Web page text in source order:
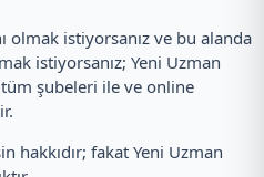
olmak istiyorsanız ve bu alanda
istiyorsanız; Yeni Uzman
şubeleri ile ve online
hakkıdır; fakat Yeni Uzman